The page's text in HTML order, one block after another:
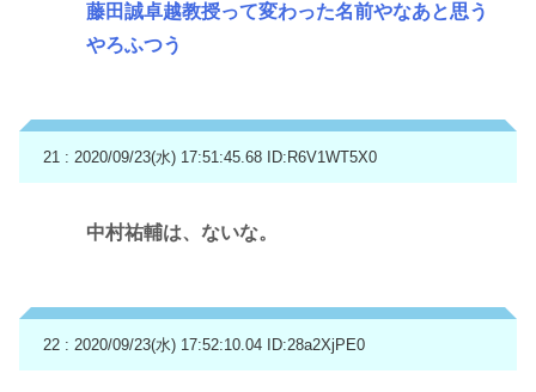
藤田誠卓越教授って変わった名前やなあと思う
やろふつう
21 : 2020/09/23(水) 17:51:45.68 ID:R6V1WT5X0
中村祐輔は、ないな。
22 : 2020/09/23(水) 17:52:10.04 ID:28a2XjPE0